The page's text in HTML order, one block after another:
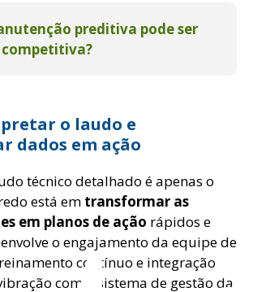
preditiva pode ser
o laudo e
dados em ação
técnico detalhado é apenas o
está em transformar as
em planos de ação rápidos e
o engajamento da equipe de
contínuo e integração
com o sistema de gestão da